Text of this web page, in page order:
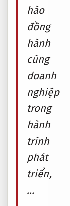
hào
đồng
hành
cùng
doanh
nghiệp
trong
hành
trình
phát
triển,
…